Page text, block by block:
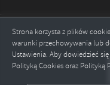
Strona korzysta z plików
warunki przechowywania lub
Ustawienia. Aby dowiedzieć
Polityką Cookies oraz Polityką